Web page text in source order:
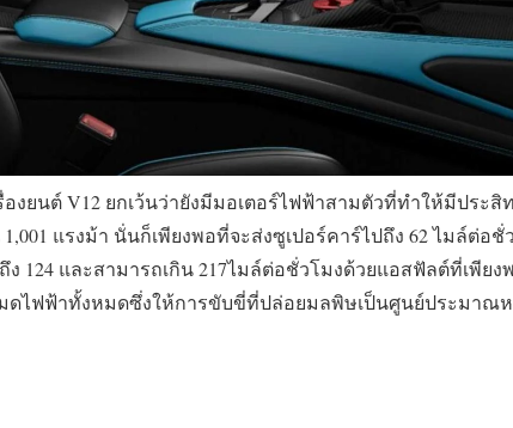
ยนต์ V12 ยกเว้นว่ายังมีมอเตอร์ไฟฟ้าสามตัวที่ทำให้มีประ
แรงม้า นั่นก็เพียงพอที่จะส่งซูเปอร์คาร์ไปถึง 62 ไมล์ต่อชั่
ง 124 และสามารถเกิน 217ไมล์ต่อชั่วโมงด้วยแอสฟัลต์ที่เพีย
ดไฟฟ้าทั้งหมดซึ่งให้การขับขี่ที่ปล่อยมลพิษเป็นศูนย์ประมา